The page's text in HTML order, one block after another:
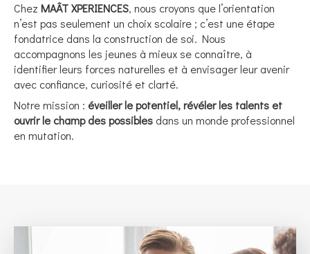
Chez MAÂT XPERIENCES, nous croyons que l’orientation
n’est pas seulement un choix scolaire ; c’est une étape
fondatrice dans la construction de soi. Nous
accompagnons les jeunes à mieux se connaître, à
identifier leurs forces naturelles et à envisager leur avenir
avec confiance, curiosité et clarté.
Notre mission : éveiller le potentiel, révéler les talents et
ouvrir le champ des possibles dans un monde professionnel
en mutation.